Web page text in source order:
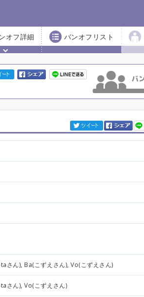
オフ詳細 バンオフリスト
さん), Ba(こずえさん), Vo(こずえさん)
さん), Vo(こずえさん)